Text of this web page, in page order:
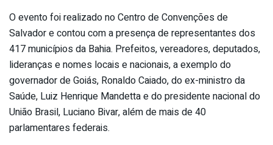
O evento foi realizado no Centro de Convenções de
Salvador e contou com a presença de representantes dos
417 municípios da Bahia. Prefeitos, vereadores, deputados,
lideranças e nomes locais e nacionais, a exemplo do
governador de Goiás, Ronaldo Caiado, do ex-ministro da
Saúde, Luiz Henrique Mandetta e do presidente nacional do
União Brasil, Luciano Bivar, além de mais de 40
parlamentares federais.